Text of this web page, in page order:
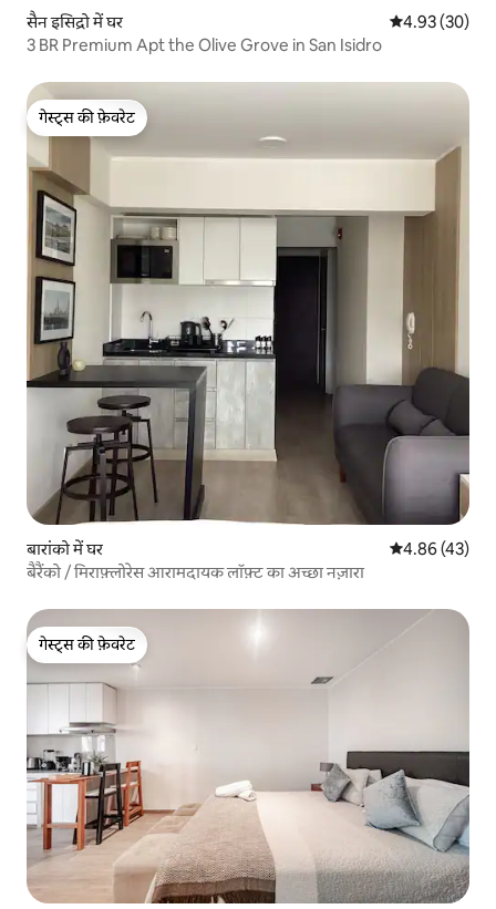
सैन इसिद्रो में घर औसत रेटिंग 5 में
4.93 (30)
3 BR Premium Apt the Olive Grove in San Isidro
गेस्ट्स की फ़ेवरेट
गेस्ट्स की फ़ेवरेट
बारांको में घर औसत रेटिंग 5 में
4.86 (43)
बैरैंको / मिराफ़्लोरेस आरामदायक लॉफ़्ट का अच्छा नज़ारा
गेस्ट्स की फ़ेवरेट
गेस्ट्स की फ़ेवरेट